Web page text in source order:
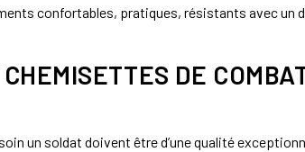
confortables, pratiques, résistants avec un
DE
un soldat doivent être d’une qualité